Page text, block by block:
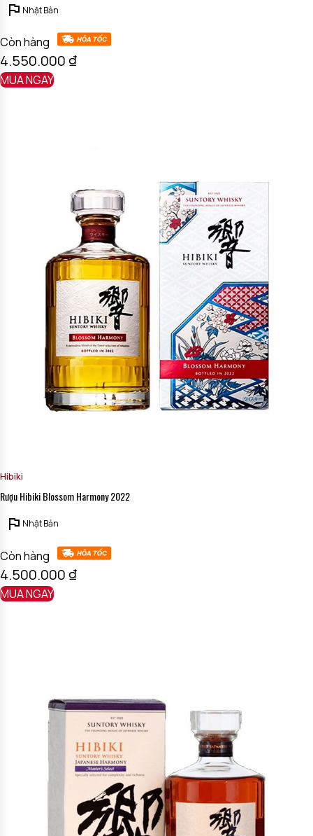
Nhật Bản
Còn hàng
4.550.000₫
MUA NGAY
Hibiki
Rượu Hibiki Blossom Harmony 2022
Nhật Bản
Còn hàng
4.500.000₫
MUA NGAY